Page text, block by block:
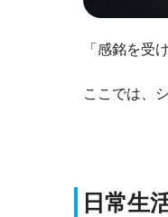
「感銘を受
ここでは、
日常生